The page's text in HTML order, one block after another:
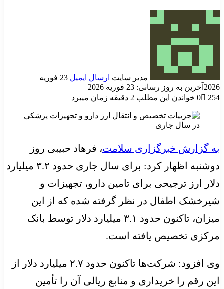
مدیر سایت ارسال ایمیل
23 فوریه
2026 آخرین به روز رسانی: 23 فوریه 2026
0
254 خواندن این مطلب 2 دقیقه زمان میبرد
به گزارش خبرگزاری سلامت، فرهاد حبیبی روز
دوشنبه اظهار کرد: برای سال جاری حدود ۳.۲ میلیارد
دلار ارز ترجیحی برای تامین دارو، تجهیزات و
شیرخشک اطفال در نظر گرفته شده که از این
میزان، تاکنون حدود ۳.۱ میلیارد دلار توسط بانک
مرکزی تخصیص یافته است.
وی افزود: شرکت‌ها تاکنون حدود ۲.۷ میلیارد دلار از
این رقم را خریداری و منابع ریالی آن را تأمین